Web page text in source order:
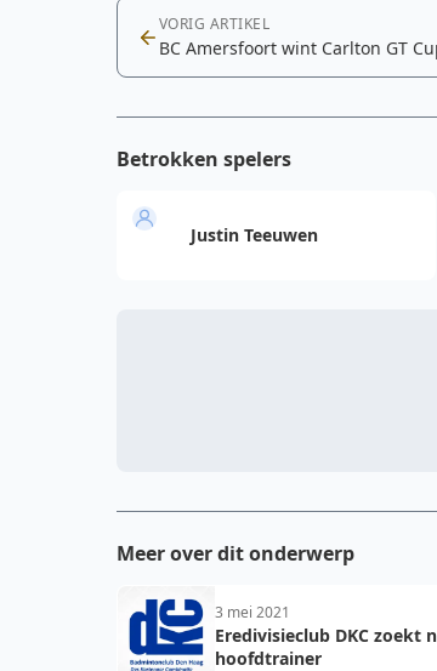
VORIG ARTIKEL
BC Amersfoort wint Carlton GT
Betrokken spelers
Justin Teeuwen
Meer over dit onderwerp
3 mei 2021
Eredivisieclub DKC zoekt
hoofdtrainer